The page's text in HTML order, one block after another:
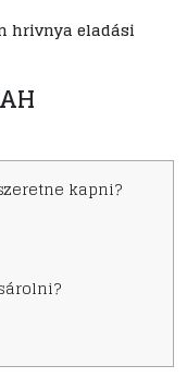
hrivnya eladási
kapni?